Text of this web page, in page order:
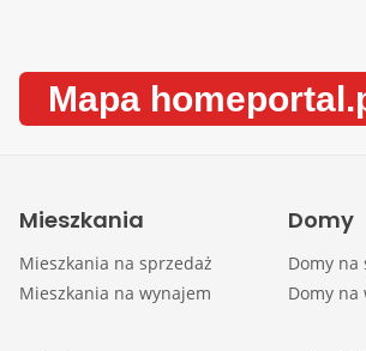
Mapa
Mieszkania
Mieszkania na sprzedaż
Mieszkania na wynajem
Domy
Domy na
Domy na